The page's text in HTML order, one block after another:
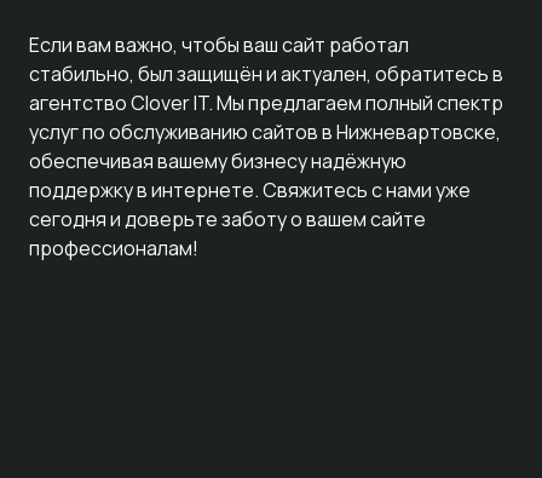
Если вам важно, чтобы ваш сайт работал
стабильно, был защищён и актуален, обратитесь в
агентство Clover IT. Мы предлагаем полный спектр
услуг по обслуживанию сайтов в Нижневартовске,
обеспечивая вашему бизнесу надёжную
поддержку в интернете. Свяжитесь с нами уже
сегодня и доверьте заботу о вашем сайте
профессионалам!